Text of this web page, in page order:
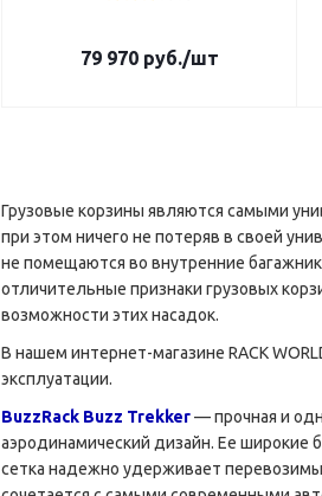
79 970 руб./шт
Грузовые корзины являются самыми
при этом ничего не потеряв в своей
не помещаются во внутренние
отличительные признаки грузовых
возможности этих насадок.
В нашем интернет-магазине RACK
эксплуатации.
BuzzRack Buzz Trekker— прочная и
аэродинамический дизайн. Ее широкие
сетка надежно удерживает